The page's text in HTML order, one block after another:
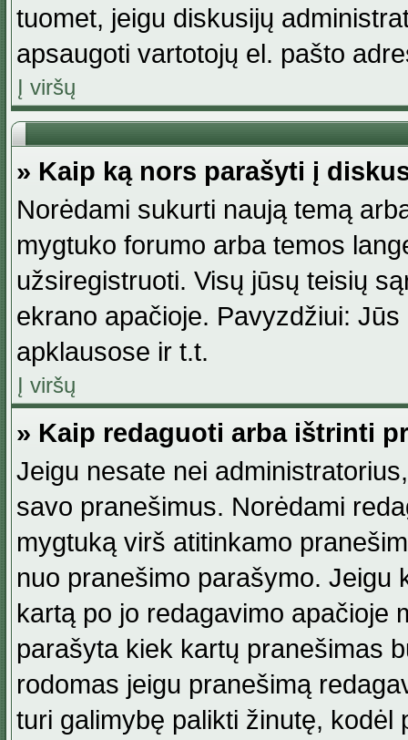
tuomet, jeigu diskusijų
apsaugoti vartotojų el. pašto
Į viršų
» Kaip ką nors parašyti į
Norėdami sukurti naują temą
mygtuko forumo arba temos
užsiregistruoti. Visų jūsų teisių
ekrano apačioje. Pavyzdžiui:
apklausose ir t.t.
Į viršų
» Kaip redaguoti arba ištrinti
Jeigu nesate nei
savo pranešimus. Norėdami
mygtuką virš atitinkamo
nuo pranešimo parašymo. Jeigu
kartą po jo redagavimo apačioje
parašyta kiek kartų pranešimas
rodomas jeigu pranešimą
turi galimybę palikti žinutę, kodėl